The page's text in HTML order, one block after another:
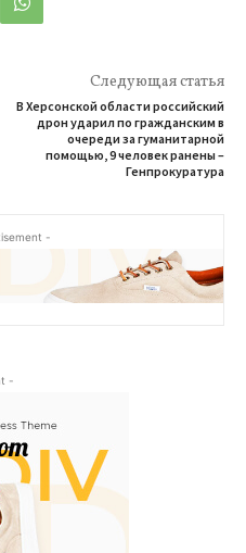
Следующая статья
В Херсонской области российский
дрон ударил по гражданским в
очереди за гуманитарной
помощью, 9 человек ранены –
Генпрокуратура
-
-